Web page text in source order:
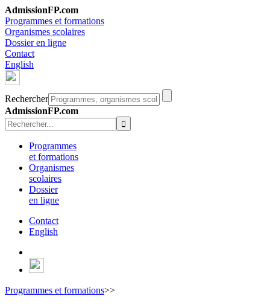
AdmissionFP.com
Programmes et formations
Organismes scolaires
Dossier en ligne
Contact
English
Rechercher
AdmissionFP.com
Programmes
et formations
Organismes
scolaires
Dossier
en ligne
Contact
English
Programmes et formations>>